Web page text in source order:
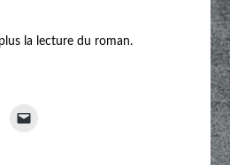
la lecture du roman.